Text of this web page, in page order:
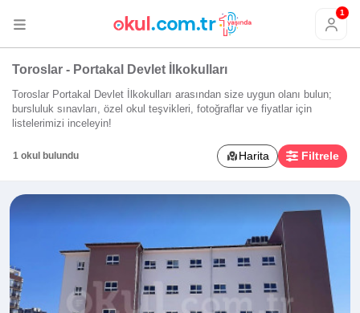
1
Toroslar - Portakal Devlet İlkokulları
Toroslar Portakal Devlet İlkokulları arasından size uygun olanı bulun;
bursluluk sınavları, özel okul teşvikleri, fotoğraflar ve fiyatlar için
listelerimizi inceleyin!
1 okul bulundu Harita Filtrele